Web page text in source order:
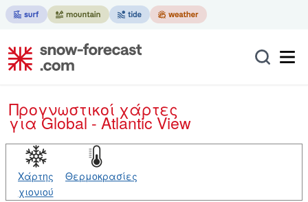
Προγνωστικοί χάρτες
για Global - Atlantic View
Χάρτης
χιονιού
Θερμοκρασίες